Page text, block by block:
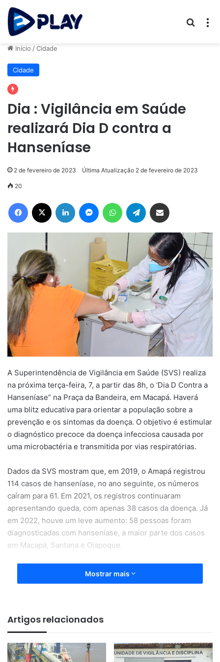
Início /Cidade
Cidade
Dia : Vigilância em Saúde
realizará Dia D contra a
Hanseníase
2 de fevereiro de 2023 Última Atualização 2 de fevereiro de 2023
20
Facebook Linkedin MessengerWhatsAppTelegram
A Superintendência de Vigilância em Saúde (SVS) realiza
na próxima terça-feira, 7, a partir das 8h, o ‘Dia D Contra a
Hanseníase” na Praça da Bandeira, em Macapá. Haverá
uma blitz educativa para orientar a população sobre a
prevenção e os sintomas da doença. O objetivo é estimular
o diagnóstico precoce da doença infecciosa causada por
uma microbactéria e transmitida por vias respiratórias.
Dados da SVS mostram que, em 2019, o Amapá registrou
114 casos de hanseníase, no ano seguinte, os números
caíram para 61. Em 2021, os registros continuaram
apresentando queda, com apenas 38 casos da doença. Já
em 2022, houve um leve aumento: 58 pessoas foram
diagnosticadas com hanseníase, a maior parte dos casos
em Macapá, Santana e Oiapoque.
Ações como a blitz educativa buscam sensibilizar a
população para os sintomas da doença e alertar da
educativo.
A superintendente da SVS, Margarete Gomes, lembra que
a ação é alusiva ao Janeiro Roxo, mês escolhido
Mostrar mais
Artigos relacionados